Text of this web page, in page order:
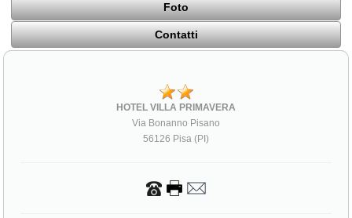
Foto
Contatti
HOTEL VILLA PRIMAVERA
Via Bonanno Pisano
56126 Pisa (PI)